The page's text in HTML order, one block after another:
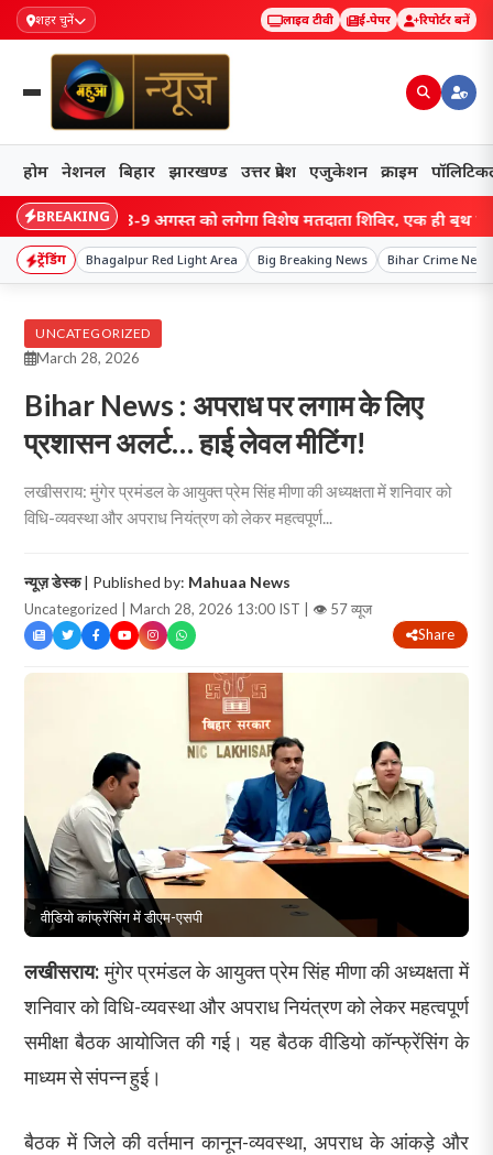
शहर चुनें लाइव टीवी ई-पेपर रिपोर्टर बनें
होम नेशनल बिहार झारखण्ड उत्तर प्रदेश एजुकेशन क्राइम
BREAKING
में 8-9 अगस्त को लगेगा विशेष मतदाता शिविर, एक ही बूथ पर जुड़ेंगे
ट्रेंडिंग Bhagalpur Red Light Area Big Breaking News Bihar Crime News
UNCATEGORIZED
March 28, 2026
Bihar News : अपराध पर लगाम के लिए
प्रशासन अलर्ट… हाई लेवल मीटिंग!
लखीसराय: मुंगेर प्रमंडल के आयुक्त प्रेम सिंह मीणा की अध्यक्षता में शनिवार को
विधि-व्यवस्था और अपराध नियंत्रण को लेकर महत्वपूर्ण...
न्यूज़ डेस्क| Published by: Mahuaa News
Uncategorized | March 28, 2026 13:00 IST | 👁 57 व्यूज
Share
वीडियो कांफ्रेंसिंग में डीएम-एसपी
लखीसराय:मुंगेर प्रमंडल के आयुक्त प्रेम सिंह मीणा की अध्यक्षता में
शनिवार को विधि-व्यवस्था और अपराध नियंत्रण को लेकर महत्वपूर्ण
समीक्षा बैठक आयोजित की गई। यह बैठक वीडियो कॉन्फ्रेंसिंग के
माध्यम से संपन्न हुई।
बैठक में जिले की वर्तमान कानून-व्यवस्था, अपराध के आंकड़े और